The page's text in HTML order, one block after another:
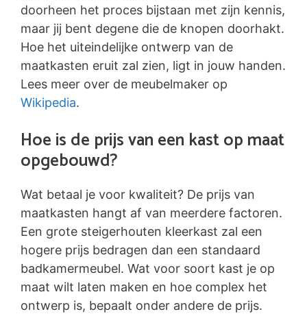
doorheen het proces bijstaan met zijn kennis,
maar jij bent degene die de knopen doorhakt.
Hoe het uiteindelijke ontwerp van de
maatkasten eruit zal zien, ligt in jouw handen.
Lees meer over de meubelmaker op
Wikipedia.
Hoe is de prijs van een kast op maat
opgebouwd?
Wat betaal je voor kwaliteit? De prijs van
maatkasten hangt af van meerdere factoren.
Een grote steigerhouten kleerkast zal een
hogere prijs bedragen dan een standaard
badkamermeubel. Wat voor soort kast je op
maat wilt laten maken en hoe complex het
ontwerp is, bepaalt onder andere de prijs.